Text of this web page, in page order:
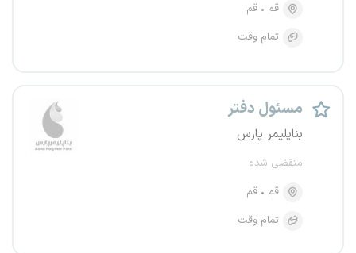
قم
قم
تمام وقت
مسئول دفتر
بناپلیمر پارس
منقضی شده
قم
قم
تمام وقت